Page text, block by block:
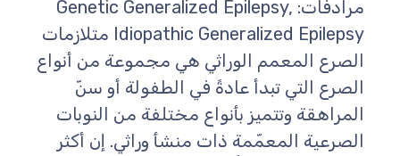
مرادفات: Genetic Generalized Epilepsy,
Idiopathic Generalized Epilepsy متلازمات
الصرع المعمم الوراثي هي مجموعة من أنواع
الصرع التي تبدأ عادةً في الطفولة أو سنّ
المراهقة وتتميز بأنواع مختلفة من النوبات
الصرعية المعمّمة ذات منشأ وراثي. إن أكثر